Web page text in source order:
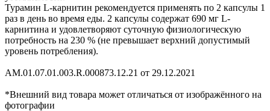
Турамин L-карнитин рекомендуется применять по 2 капсулы 1
раз в день во время еды. 2 капсулы содержат 690 мг L-
карнитина и удовлетворяют суточную физиологическую
потребность на 230 % (не превышает верхний допустимый
уровень потребления).
AM.01.07.01.003.R.000873.12.21 от 29.12.2021
*Внешний вид товара может отличаться от изображённого на
фотографии